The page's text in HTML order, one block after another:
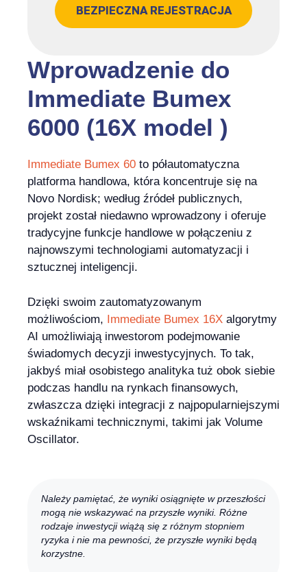
Wprowadzenie do
Immediate Bumex
6000 (16X model )
Immediate Bumex 60 to półautomatyczna
platforma handlowa, która koncentruje się na
Novo Nordisk; według źródeł publicznych,
projekt został niedawno wprowadzony i oferuje
tradycyjne funkcje handlowe w połączeniu z
najnowszymi technologiami automatyzacji i
sztucznej inteligencji.
Dzięki swoim zautomatyzowanym
możliwościom, Immediate Bumex 16X algorytmy
AI umożliwiają inwestorom podejmowanie
świadomych decyzji inwestycyjnych. To tak,
jakbyś miał osobistego analityka tuż obok siebie
podczas handlu na rynkach finansowych,
zwłaszcza dzięki integracji z najpopularniejszymi
wskaźnikami technicznymi, takimi jak Volume
Oscillator.
BEZPIECZNA REJESTRACJA
Należy pamiętać, że wyniki osiągnięte w przeszłości
mogą nie wskazywać na przyszłe wyniki. Różne
rodzaje inwestycji wiążą się z różnym stopniem
ryzyka i nie ma pewności, że przyszłe wyniki będą
korzystne.